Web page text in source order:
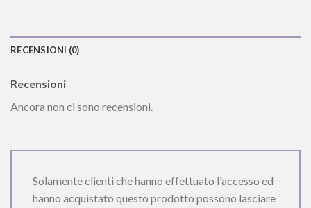
RECENSIONI (0)
Recensioni
Ancora non ci sono recensioni.
Solamente clienti che hanno effettuato l'accesso ed
hanno acquistato questo prodotto possono lasciare